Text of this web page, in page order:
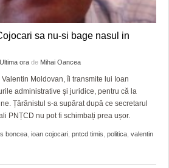
sa nu-si bage nasul in
Ultima ora de Mihai Oancea
Moldovan, îi transmite lui Ioan
administrative şi juridice, pentru că la
Țărănistul s-a supărat după ce secretarul
PNȚCD nu pot fi schimbați prea ușor.
boncea, ioan cojocari, pntcd timis, politica, valentin